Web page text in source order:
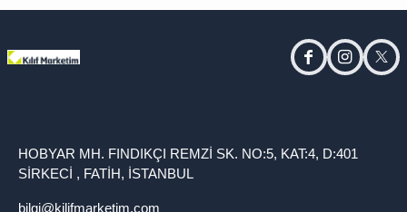
facebookinstagram
HOBYAR MH. FINDIKÇI REMZİ SK. NO:5, KAT:4, D:401
SİRKECİ , FATİH, İSTANBUL
bilgi@kilifmarketim.com